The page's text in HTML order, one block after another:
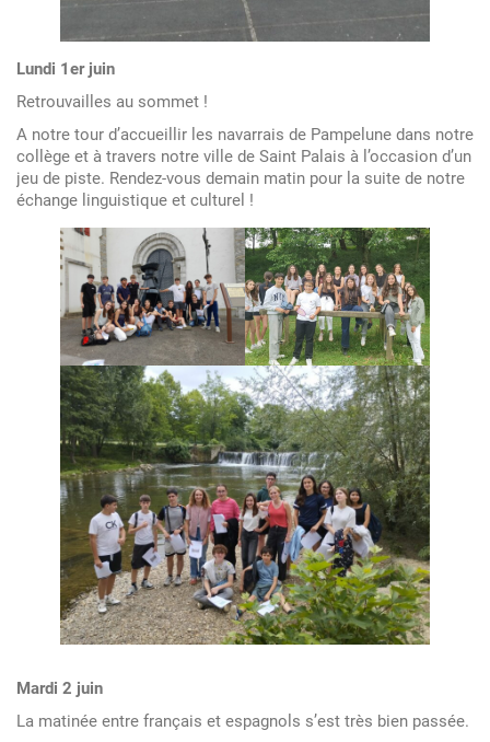
Saint
Lundi 1er juin
Retrouvailles au sommet !
A notre tour d’accueillir les navarrais de Pampelune dans notre
collège et à travers notre ville de Saint Palais à l’occasion d’un
jeu de piste. Rendez-vous demain matin pour la suite de notre
échange linguistique et culturel !
Mardi 2 juin
La matinée entre français et espagnols s’est très bien passée.